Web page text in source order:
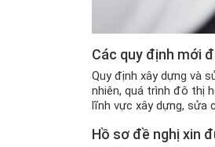
Các quy định mới
Quy định xây dựng và
nhiên, quá trình đô thị
lĩnh vực xây dựng, sửa
Hồ sơ đề nghị xin